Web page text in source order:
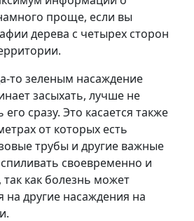
проще, если вы
дерева с четырех сторон
то зеленым насаждение
засыхать, лучше не
сразу. Это касается также
от которых есть
трубы и другие важные
своевременно и
как болезнь может
на другие насаждения на